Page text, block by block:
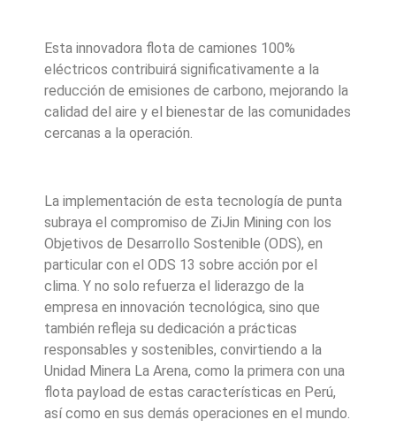
Esta innovadora flota de camiones 100%
eléctricos contribuirá significativamente a la
reducción de emisiones de carbono, mejorando la
calidad del aire y el bienestar de las comunidades
cercanas a la operación.
La implementación de esta tecnología de punta
subraya el compromiso de ZiJin Mining con los
Objetivos de Desarrollo Sostenible (ODS), en
particular con el ODS 13 sobre acción por el
clima. Y no solo refuerza el liderazgo de la
empresa en innovación tecnológica, sino que
también refleja su dedicación a prácticas
responsables y sostenibles, convirtiendo a la
Unidad Minera La Arena, como la primera con una
flota payload de estas características en Perú,
así como en sus demás operaciones en el mundo.